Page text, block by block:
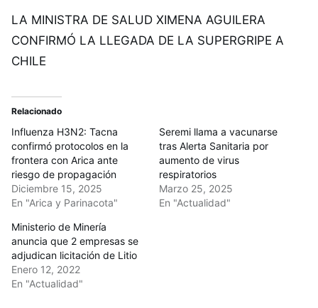
LA MINISTRA DE SALUD XIMENA AGUILERA
CONFIRMÓ LA LLEGADA DE LA SUPERGRIPE A
CHILE
Relacionado
Influenza H3N2: Tacna
confirmó protocolos en la
frontera con Arica ante
riesgo de propagación
Diciembre 15, 2025
En "Arica y Parinacota"
Seremi llama a vacunarse
tras Alerta Sanitaria por
aumento de virus
respiratorios
Marzo 25, 2025
En "Actualidad"
Ministerio de Minería
anuncia que 2 empresas se
adjudican licitación de Litio
Enero 12, 2022
En "Actualidad"